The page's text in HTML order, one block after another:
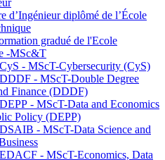
d’Ingénieur diplômé de l’École
gradué de l'Ecole
-MSc&T
- MScT-Cybersecurity (CyS)
- MScT-Double Degree
Finance (DDDF)
- MScT-Data and Economics
Policy (DEPP)
- MScT-Data Science and
- MScT-Economics, Data